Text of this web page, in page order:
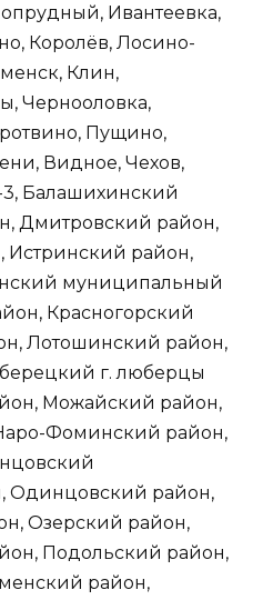
Ивантеевка,
Королёв, Лосино-
Клин,
Чернооловка,
Пущино,
Видное, Чехов,
3, Балашихинский
Дмитровский район,
район,
муниципальный
Красногорский
Лотошинский район,
г. люберцы
Можайский район,
Фоминский район,
Одинцовский район,
Озерский район,
Подольский район,
район,